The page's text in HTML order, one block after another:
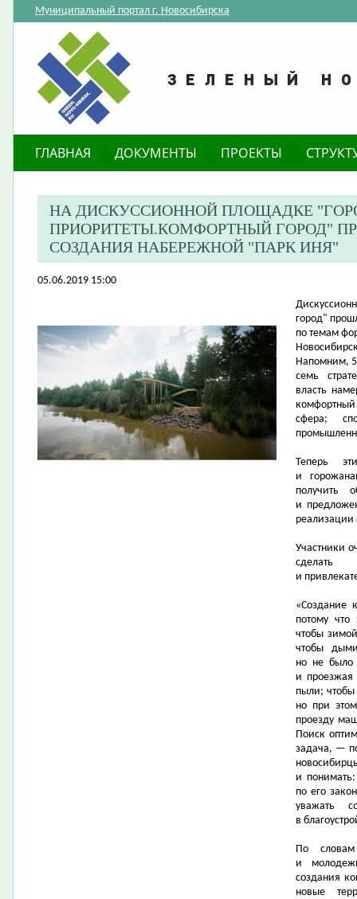
Муниципальный портал г. Новосибирска
ГЛАВНАЯ ДОКУМЕНТЫ ПРОЕКТЫ
НА ДИСКУССИОННОЙ ПЛОЩАДКЕ
ПРИОРИТЕТЫ.КОМФОРТНЫЙ ГОРОД"
СОЗДАНИЯ НАБЕРЕЖНОЙ "ПАРК ИНЯ"
05.06.2019 15:00
город"
по темам
Напомним, 5
семь
власть
сфера;
Теперь
и
получить
и
реализации
Участники
сделать
и
«Создание
потому что
чтобы
чтобы
но не было
и
пыли; чтобы
но при
проезду
Поиск
задача, —
и
по его
уважать
в
По словам
и
создания
новые